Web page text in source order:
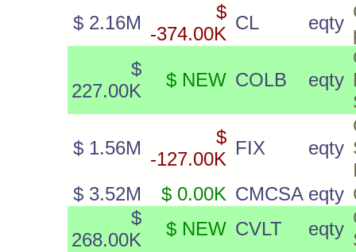
$ 2.16M
$
-374.00K
CL eqty
$
227.00K
$ NEW COLB eqty
$ 1.56M
$
-127.00K
FIX eqty
$ 3.52M
$ 0.00K CMCSA eqty
$
268.00K
$ NEW CVLT eqty